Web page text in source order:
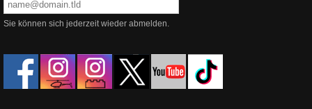
Sie können sich jederzeit wieder abmelden.